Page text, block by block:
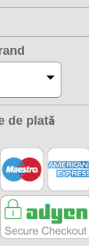
de plată